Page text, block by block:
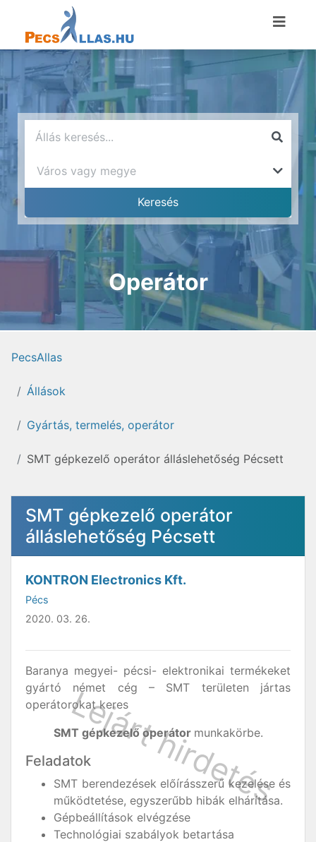
Operátor
PecsAllas
Állások
Gyártás, termelés, operátor
SMT gépkezelő operátor álláslehetőség Pécsett
SMT gépkezelő operátor
álláslehetőség Pécsett
KONTRON Electronics Kft.
Pécs
2020. 03. 26.
Baranya megyei- pécsi- elektronikai termékeket
gyártó német cég – SMT területen jártas
operátorokat keres
SMT gépkezelő operátor munkakörbe.
Feladatok
SMT berendezések előírásszerű kezelése és
működtetése, egyszerűbb hibák elhárítása.
Gépbeállítások elvégzése
Technológiai szabályok betartása